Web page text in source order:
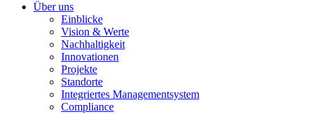
Über uns
Einblicke
Vision & Werte
Nachhaltigkeit
Innovationen
Projekte
Standorte
Integriertes Managementsystem
Compliance